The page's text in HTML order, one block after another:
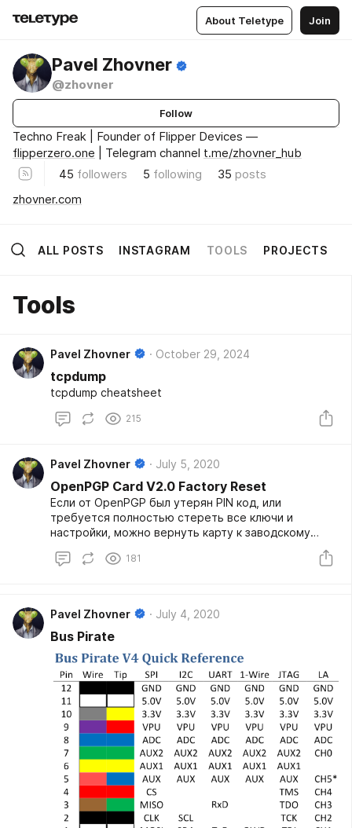
About Teletype Join
Pavel Zhovner
@zhovner
Follow
Techno Freak | Founder of Flipper Devices —
flipperzero.one | Telegram channel t.me/zhovner_hub
45 followers 5 following 35 posts
zhovner.com
ALL POSTS INSTAGRAM TOOLS PROJECTS
Tools
Pavel Zhovner October 29, 2024
tcpdump
tcpdump cheatsheet
215
Pavel Zhovner July 5, 2020
OpenPGP Card V2.0 Factory Reset
Если от OpenPGP был утерян PIN код, или
требуется полностью стереть все ключи и
настройки, можно вернуть карту к заводскому
состоянию. Вероятно, эта поцедура может помочь
починить брикнутую карту.
181
Pavel Zhovner July 4, 2020
Bus Pirate